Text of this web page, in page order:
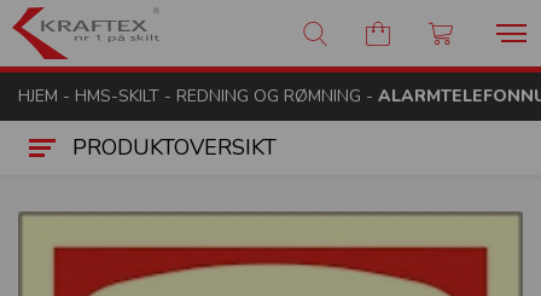
Kraftex - nr 1 på skilt
HJEM - HMS-SKILT - REDNING OG RØMNING -
PRODUKTOVERSIKT